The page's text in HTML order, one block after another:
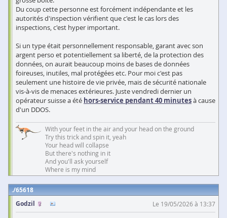
Du coup cette personne est forcément indépendante et les
autorités d'inspection vérifient que c'est le cas lors des
inspections, c'est hyper important.
Si un type était personnellement responsable, garant avec son
argent perso et potentiellement sa liberté, de la protection des
données, on aurait beaucoup moins de bases de données
foireuses, inutiles, mal protégées etc. Pour moi c'est pas
seulement une histoire de vie privée, mais de sécurité nationale
vis-à-vis de menaces extérieures. Juste vendredi dernier un
opérateur suisse a été hors-service pendant 40 minutesà cause
d'un DDOS.
With your feet in the air and your head on the ground
Try this trick and spin it, yeah
Your head will collapse
But there's nothing in it
And you'll ask yourself
Where is my mind
65618
Godzil
Le 19/05/2026 à 13:37